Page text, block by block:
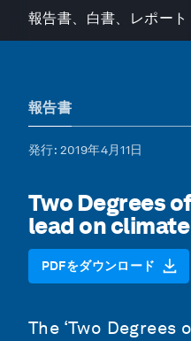
報告書、白書、レポート
報告書
発行: 2019年4月11日
Two Degrees
lead on
PDFをダウンロード
The ‘Two